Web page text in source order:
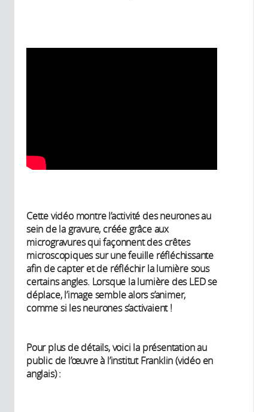
Cette vidéo montre l’activité des neurones au
sein de la gravure, créée grâce aux
microgravures qui façonnent des crêtes
microscopiques sur une feuille réfléchissante
afin de capter et de réfléchir la lumière sous
certains angles. Lorsque la lumière des LED se
déplace, l’image semble alors s’animer,
comme si les neurones s’activaient !
Pour plus de détails, voici la présentation au
public de l’œuvre à l’institut Franklin (vidéo en
anglais) :